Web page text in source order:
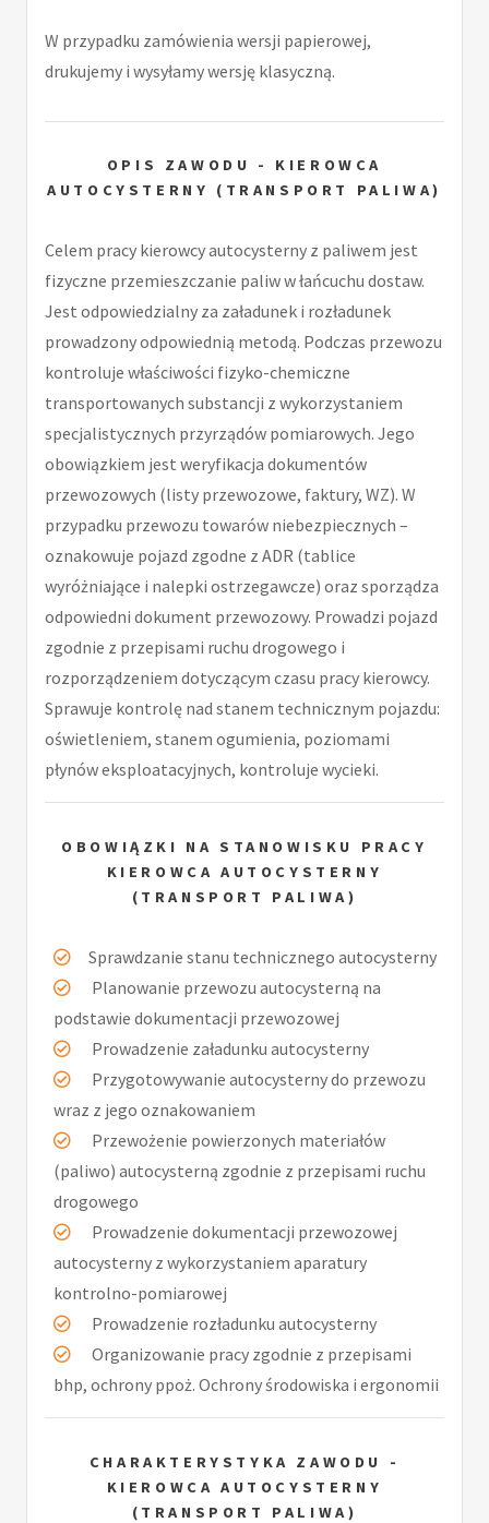
W przypadku zamówienia wersji papierowej,
drukujemy i wysyłamy wersję klasyczną.
OPIS ZAWODU - KIEROWCA
AUTOCYSTERNY (TRANSPORT PALIWA)
Celem pracy kierowcy autocysterny z paliwem jest
fizyczne przemieszczanie paliw w łańcuchu dostaw.
Jest odpowiedzialny za załadunek i rozładunek
prowadzony odpowiednią metodą. Podczas przewozu
kontroluje właściwości fizyko-chemiczne
transportowanych substancji z wykorzystaniem
specjalistycznych przyrządów pomiarowych. Jego
obowiązkiem jest weryfikacja dokumentów
przewozowych (listy przewozowe, faktury, WZ). W
przypadku przewozu towarów niebezpiecznych –
oznakowuje pojazd zgodne z ADR (tablice
wyróżniające i nalepki ostrzegawcze) oraz sporządza
odpowiedni dokument przewozowy. Prowadzi pojazd
zgodnie z przepisami ruchu drogowego i
rozporządzeniem dotyczącym czasu pracy kierowcy.
Sprawuje kontrolę nad stanem technicznym pojazdu:
oświetleniem, stanem ogumienia, poziomami
płynów eksploatacyjnych, kontroluje wycieki.
OBOWIĄZKI NA STANOWISKU PRACY
KIEROWCA AUTOCYSTERNY
(TRANSPORT PALIWA)
Sprawdzanie stanu technicznego autocysterny
Planowanie przewozu autocysterną na
podstawie dokumentacji przewozowej
Prowadzenie załadunku autocysterny
Przygotowywanie autocysterny do przewozu
wraz z jego oznakowaniem
Przewożenie powierzonych materiałów
(paliwo) autocysterną zgodnie z przepisami ruchu
drogowego
Prowadzenie dokumentacji przewozowej
autocysterny z wykorzystaniem aparatury
kontrolno-pomiarowej
Prowadzenie rozładunku autocysterny
Organizowanie pracy zgodnie z przepisami
bhp, ochrony ppoż. Ochrony środowiska i ergonomii
CHARAKTERYSTYKA ZAWODU -
KIEROWCA AUTOCYSTERNY
(TRANSPORT PALIWA)